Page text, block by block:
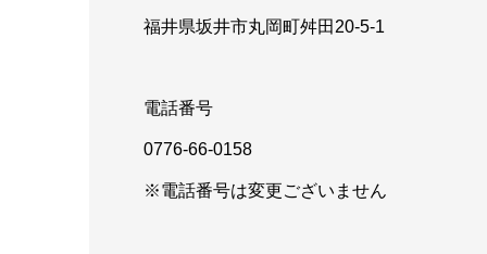
福井県坂井市丸岡町舛田20-5-1
電話番号
0776-66-0158
※電話番号は変更ございません